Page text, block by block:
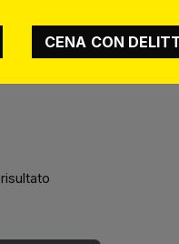
CENA CON